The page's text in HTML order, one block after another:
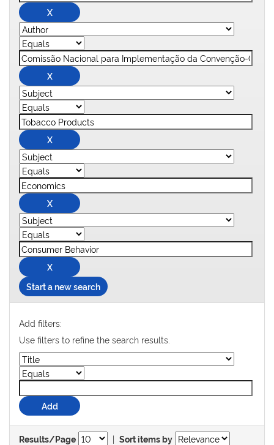
Start a new search
Add filters:
Use filters to refine the search results.
Results/Page | Sort items by